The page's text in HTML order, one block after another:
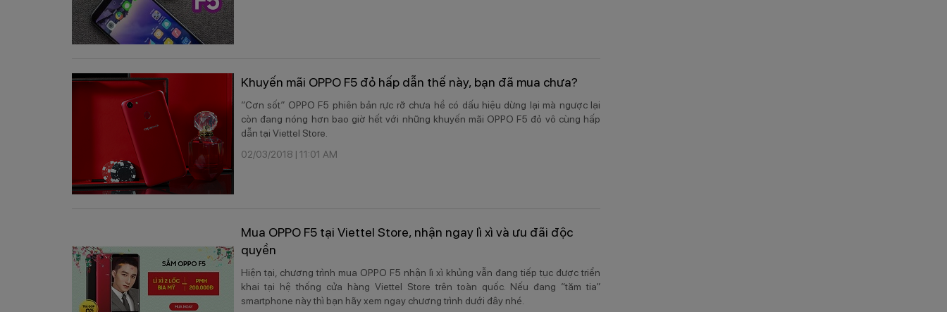
Khuyến mãi OPPO F5 đỏ hấp dẫn thế này, bạn đã mua chưa?
“Cơn sốt” OPPO F5 phiên bản rực rỡ chưa hề có dấu hiệu dừng lại mà ngược lại
còn đang nóng hơn bao giờ hết với những khuyến mãi OPPO F5 đỏ vô cùng hấp
dẫn tại Viettel Store.
02/03/2018 | 11:01 AM
Mua OPPO F5 tại Viettel Store, nhận ngay lì xì và ưu đãi độc
quyền
Hiện tại, chương trình mua OPPO F5 nhận lì xì khủng vẫn đang tiếp tục được triển
khai tại hệ thống cửa hàng Viettel Store trên toàn quốc. Nếu đang “tăm tia”
smartphone này thì bạn hãy xem ngay chương trình dưới đây nhé.